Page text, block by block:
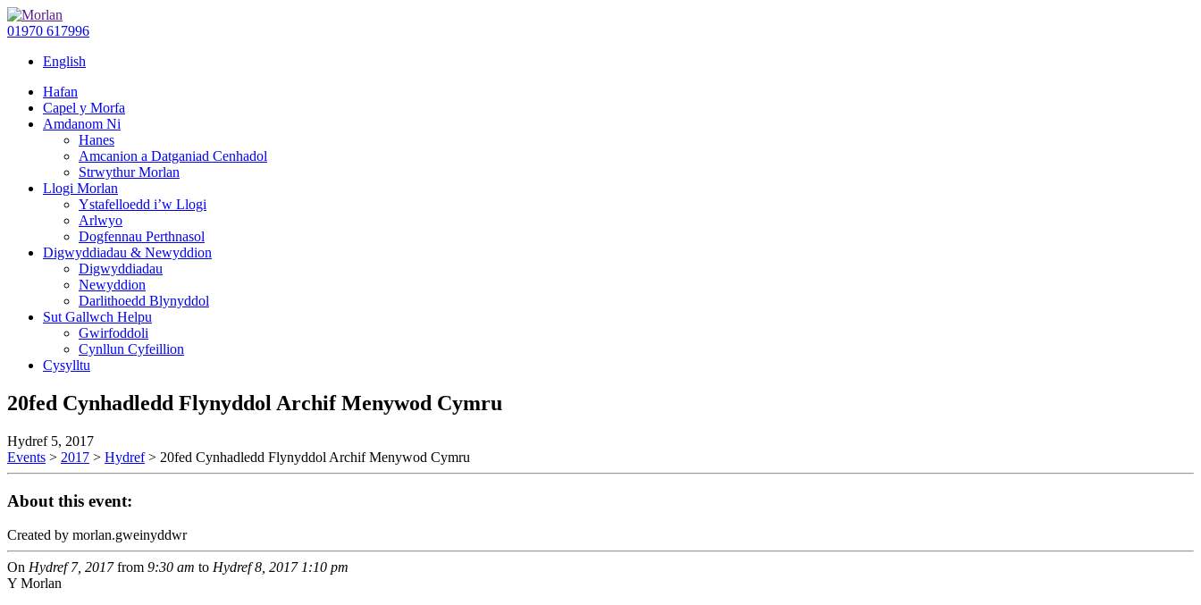
01970 617996
English
Hafan
Capel y Morfa
Amdanom Ni
Hanes
Amcanion a Datganiad Cenhadol
Strwythur Morlan
Llogi Morlan
Ystafelloedd i’w Llogi
Arlwyo
Dogfennau Perthnasol
Digwyddiadau & Newyddion
Digwyddiadau
Newyddion
Darlithoedd Blynyddol
Sut Gallwch Helpu
Gwirfoddoli
Cynllun Cyfeillion
Cysylltu
20fed Cynhadledd Flynyddol Archif Menywod Cymru
Hydref 5, 2017
Events > 2017 > Hydref> 20fed Cynhadledd Flynyddol Archif Menywod Cymru
About this event:
Created by morlan.gweinyddwr
On Hydref 7, 2017 from 9:30 am to Hydref 8, 2017 1:10 pm
Y Morlan